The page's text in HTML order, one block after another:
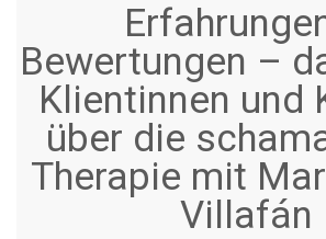
Bewertungen –
Klientinnen und
über die
Therapie mit
Villafán